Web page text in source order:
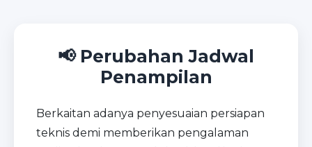
📢 Perubahan Jadwal
Penampilan
Berkaitan adanya penyesuaian persiapan
teknis demi memberikan pengalaman